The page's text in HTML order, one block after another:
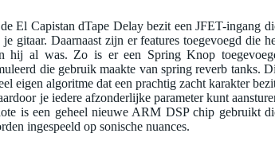
El Capistan dTape Delay bezit een JFET-ingang
gitaar. Daarnaast zijn er features toegevoegd die
hij al was. Zo is er een Spring Knop
die gebruik maakte van spring reverb tanks.
eigen algoritme dat een prachtig zacht karakter
je iedere afzonderlijke parameter kunt
is een geheel nieuwe ARM DSP chip gebruikt
ingespeeld op sonische nuances.